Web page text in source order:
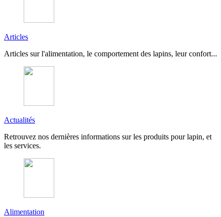
Articles
Articles sur l'alimentation, le comportement des lapins, leur confort...
Actualités
Retrouvez nos dernières informations sur les produits pour lapin, et
les services.
Alimentation